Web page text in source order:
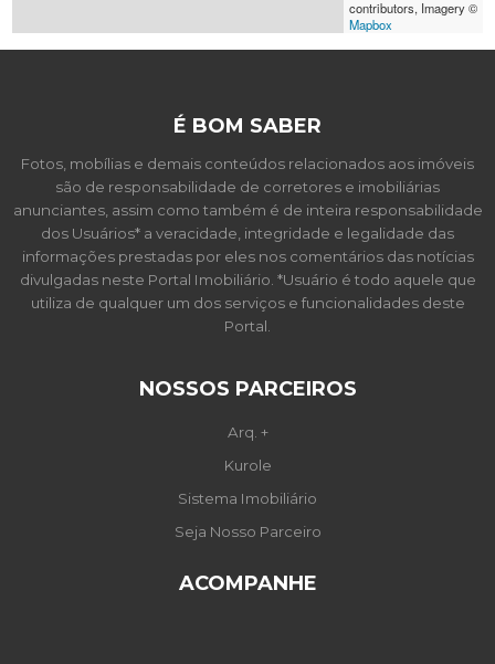
contributors, Imagery ©
Mapbox
É BOM SABER
Fotos, mobílias e demais conteúdos relacionados aos imóveis
são de responsabilidade de corretores e imobiliárias
anunciantes, assim como também é de inteira responsabilidade
dos Usuários* a veracidade, integridade e legalidade das
informações prestadas por eles nos comentários das notícias
divulgadas neste Portal Imobiliário. *Usuário é todo aquele que
utiliza de qualquer um dos serviços e funcionalidades deste
Portal.
NOSSOS PARCEIROS
Arq. +
Kurole
Sistema Imobiliário
Seja Nosso Parceiro
ACOMPANHE